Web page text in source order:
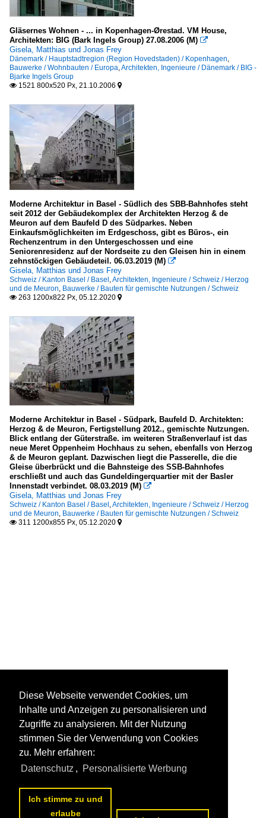
Gläsernes Wohnen - ... in Kopenhagen-Ørestad. VM House,
Architekten: BIG (Bark Ingels Group) 27.08.2006 (M) 
Gisela, Matthias und Jonas Frey
Dänemark / Hauptstadtregion (Region Hovedstaden) / Kopenhagen,
Bauwerke / Wohnbauten / Europa,Architekten, Ingenieure / Dänemark / BIG -
Bjarke Ingels Group
 1521 800x520 Px, 21.10.2006 
Moderne Architektur in Basel - Südlich des SBB-Bahnhofes steht
seit 2012 der Gebäudekomplex der Architekten Herzog & de
Meuron auf dem Baufeld D des Südparkes. Neben
Einkaufsmöglichkeiten im Erdgeschoss, gibt es Büros-, ein
Rechenzentrum in den Untergeschossen und eine
Seniorenresidenz auf der Nordseite zu den Gleisen hin in einem
zehnstöckigen Gebäudeteil. 06.03.2019 (M) 
Gisela, Matthias und Jonas Frey
Schweiz / Kanton Basel / Basel ,Architekten, Ingenieure / Schweiz / Herzog
und de Meuron, Bauwerke / Bauten für gemischte Nutzungen / Schweiz
 263 1200x822 Px, 05.12.2020 
Moderne Architektur in Basel - Südpark, Baufeld D. Architekten:
Herzog & de Meuron, Fertigstellung 2012., gemischte Nutzungen.
Blick entlang der Güterstraße. im weiteren Straßenverlauf ist das
neue Meret Oppenheim Hochhaus zu sehen, ebenfalls von Herzog
& de Meuron geplant. Dazwischen liegt die Passerelle, die die
Gleise überbrückt und die Bahnsteige des SSB-Bahnhofes
erschließt und auch das Gundeldingerquartier mit der Basler
Innenstadt verbindet. 08.03.2019 (M) 
Gisela, Matthias und Jonas Frey
Schweiz / Kanton Basel / Basel ,Architekten, Ingenieure / Schweiz / Herzog
und de Meuron, Bauwerke / Bauten für gemischte Nutzungen / Schweiz
 311 1200x855 Px, 05.12.2020 
Diese Webseite verwendet Cookies, um
Inhalte und Anzeigen zu personalisieren und
Zugriffe zu analysieren. Mit der Nutzung
stimmen Sie der Verwendung von Cookies
zu. Mehr erfahren:
Datenschutz , Personalisierte Werbung
Ich stimme zu und
erlaube